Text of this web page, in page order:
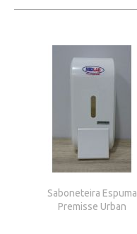
Saboneteira Espuma
Premisse Urban